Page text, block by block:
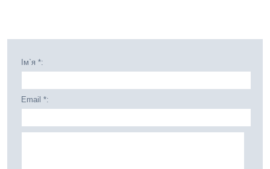
Ім`я *:
Email *: